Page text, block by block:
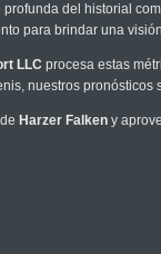
del historial
para brindar una
LLC procesa estas
nuestros
Harzer Falken y